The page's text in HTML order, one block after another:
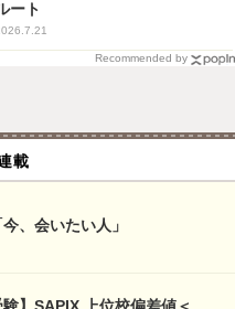
ート
Recommended by
載
、会いたい人」